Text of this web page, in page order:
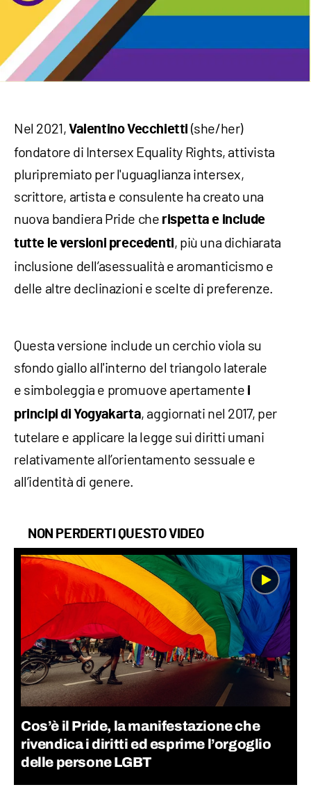
Nel 2021, Valentino Vecchietti (she/her)
fondatore di Intersex Equality Rights, attivista
pluripremiato per l'uguaglianza intersex,
scrittore, artista e consulente ha creato una
nuova bandiera Pride che rispetta e include
tutte le versioni precedenti, più una dichiarata
inclusione dell’asessualità e aromanticismo e
delle altre declinazioni e scelte di preferenze.
Questa versione include un cerchio viola su
sfondo giallo all'interno del triangolo laterale
e simboleggia e promuove apertamente i
principi di Yogyakarta, aggiornati nel 2017, per
tutelare e applicare la legge sui diritti umani
relativamente all’orientamento sessuale e
all’identità di genere.
NON PERDERTI QUESTO VIDEO
Cos’è il Pride, la manifestazione che
rivendica i diritti ed esprime l’orgoglio
delle persone LGBT